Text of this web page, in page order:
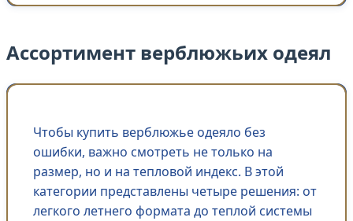
Ассортимент верблюжьих одеял
Чтобы купить верблюжье одеяло без
ошибки, важно смотреть не только на
размер, но и на тепловой индекс. В этой
категории представлены четыре решения: от
легкого летнего формата до теплой системы